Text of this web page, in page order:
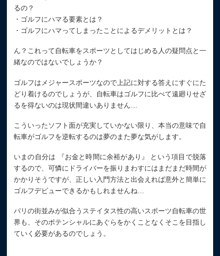
るの？
・ゴルフにハマる要素とは？
・ゴルフにハマってしまったことによるデメリットとは？
ん？これって自転車をスポーツとしてはじめる人の疑問点と一
緒なのではないでしょうか？
ゴルフはメジャースポーツなので上記に対する答えにすぐにた
どり着けるのでしょうが、自転車はゴルフに比べて遠廻りせざ
るを得ないのは現状間違いありません…
こういったソフト面が充実していかない限り、本当の意味で自
転車がゴルフを逆転するのは夢のまた夢な気がします。
いまの自分は 『お金と時間に余裕があり』 という項目で脱落
するので、可憐にドライバーを振りまわすにはまだまだ時間が
かかりそうですが、正しい入門方法と出会えれば意外と簡単に
ゴルフデビューできるかもしれませんね…
パリの街並みが似合うステイタス性の高いスポーツ自転車の世
界も、そのポテンシャルにあぐらをかくことなくそこを目指し
ていく必要があるのでしょう。